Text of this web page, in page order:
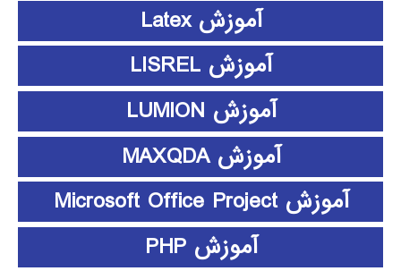
آموزش Latex
آموزش LISREL
آموزش LUMION
آموزش MAXQDA
آموزش Microsoft Office Project
آموزش PHP